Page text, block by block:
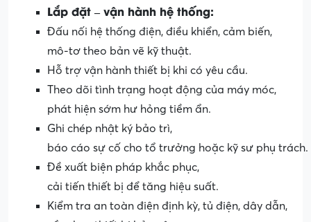
Lắp đặt–vận hành hệ thống:
Đấu nối hệ thống điện, điều khiển, cảm biến,
mô-tơ theo bản vẽ kỹ thuật.
Hỗ trợ vận hành thiết bị khi có yêu cầu.
Theo dõi tình trạng hoạt động của máy móc,
phát hiện sớm hư hỏng tiềm ẩn.
Ghi chép nhật ký bảo trì,
báo cáo sự cố cho tổ trưởng hoặc kỹ sư phụ trách.
Đề xuất biện pháp khắc phục,
cải tiến thiết bị để tăng hiệu suất.
Kiểm tra an toàn điện định kỳ, tủ điện, dây dẫn,